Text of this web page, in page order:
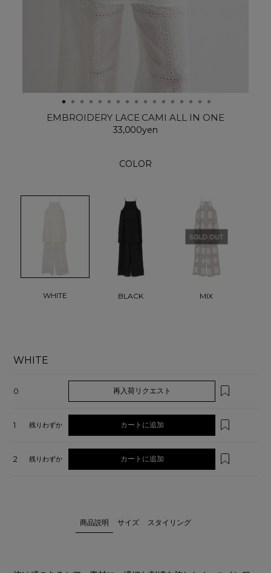
EMBROIDERY LACE CAMI ALL IN ONE
33,000yen
COLOR
WHITE BLACK MIX
WHITE
0 再入荷リクエスト
1 残りわずか カートに追加
2 残りわずか カートに追加
商品説明 サイズ スタイリング